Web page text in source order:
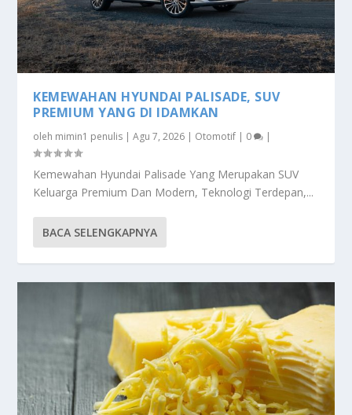
KEMEWAHAN HYUNDAI PALISADE, SUV
PREMIUM YANG DI IDAMKAN
oleh mimin1 penulis |Agu 7, 2026 | Otomotif | 0 |
Kemewahan Hyundai Palisade Yang Merupakan SUV
Keluarga Premium Dan Modern, Teknologi Terdepan,...
BACA SELENGKAPNYA